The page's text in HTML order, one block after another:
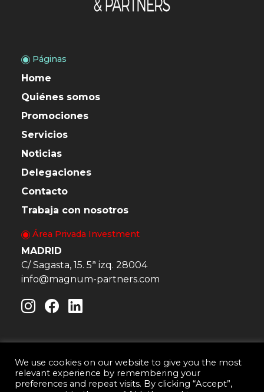
Páginas
Home
Quiénes somos
Promociones
Servicios
Noticias
Delegaciones
Contacto
Trabaja con nosotros
Área Privada Investment
MADRID
C/ Sagasta, 15. 5ª izq. 28004
info@magnum-partners.com
Magnum & Partners · Consultora Inmobiliaria © 2026
Aviso Legal
Política de Cookies
We use cookies on our website to give you the most
relevant experience by remembering your
preferences and repeat visits. By clicking “Accept”,